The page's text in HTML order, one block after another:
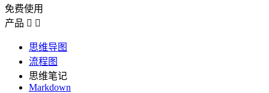
免费使用
产品  
思维导图
流程图
思维笔记
Markdown